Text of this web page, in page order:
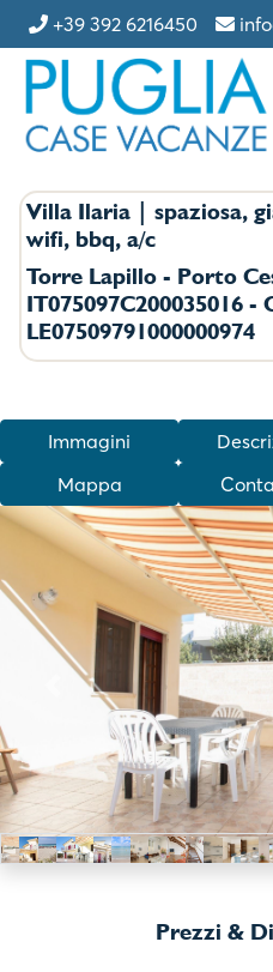
+39 392 6216450
Villa Ilaria | spaziosa,
wifi, bbq, a/c
Torre Lapillo - Porto
IT075097C200035016 -
LE07509791000000974
Immagini
Mappa
Previous
Prezzi &